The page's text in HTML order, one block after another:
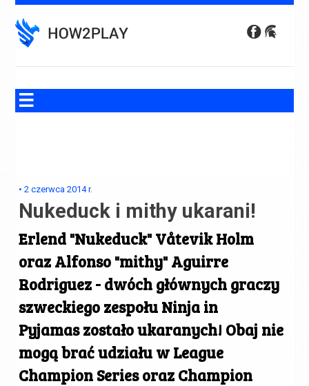
to
content
•2 czerwca 2014r.
Nukeduck i mithy ukarani!
Erlend "Nukeduck" Våtevik Holm
oraz Alfonso "mithy" Aguirre
Rodriguez - dwóch głównych graczy
szweckiego zespołu Ninja in
Pyjamaszostało ukaranych! Obaj nie
mogą brać udziału w League
Champion Series oraz Champion